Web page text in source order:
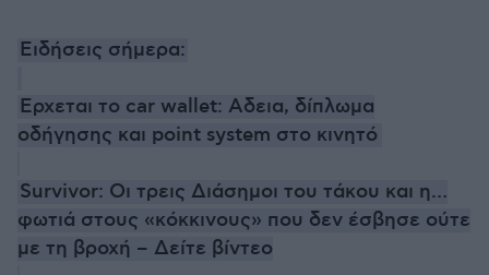
Ειδήσεις σήμερα:
Eρχεται το car wallet: Αδεια, δίπλωμα
οδήγησης και point system στο κινητό
Survivor: Οι τρεις Διάσημοι του τάκου και η…
φωτιά στους «κόκκινους» που δεν έσβησε ούτε
με τη βροχή – Δείτε βίντεο